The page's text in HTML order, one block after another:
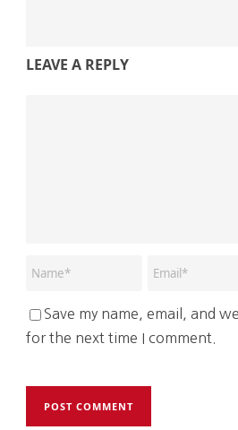
LEAVE A REPLY
Save my name, email, and
for the next time I comment.